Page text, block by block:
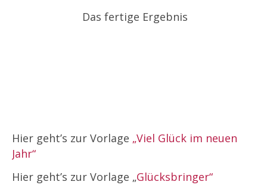
Das fertige Ergebnis
Hier geht’s zur Vorlage „Viel Glück im neuen
Jahr“
Hier geht’s zur Vorlage „Glücksbringer“